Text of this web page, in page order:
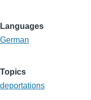
Languages
German
Topics
deportations